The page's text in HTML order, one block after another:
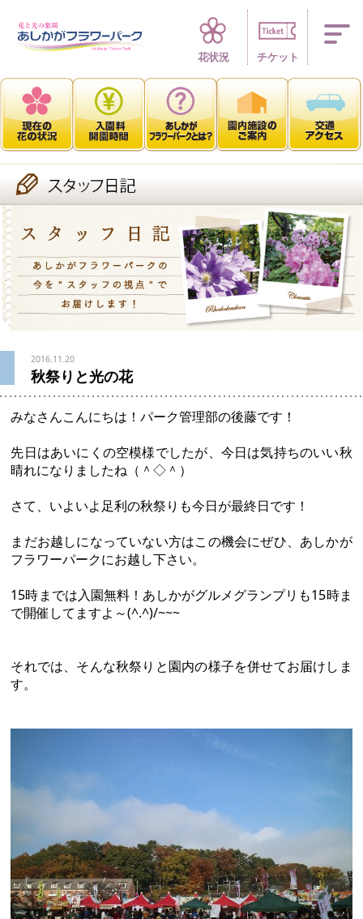
四季折々 花の
花状況 チケット
2016.11.20
秋祭りと光の花
みなさんこんにちは！パーク管理部の後藤です！
先日はあいにくの空模様でしたが、今日は気持ちのいい秋
晴れになりましたね（＾◇＾）
さて、いよいよ足利の秋祭りも今日が最終日です！
まだお越しになっていない方はこの機会にぜひ、あしかが
フラワーパークにお越し下さい。
15時までは入園無料！あしかがグルメグランプリも15時ま
で開催してますよ～(^.^)/~~~
それでは、そんな秋祭りと園内の様子を併せてお届けしま
す。